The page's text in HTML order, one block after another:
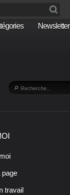
Newsletter
page
travail